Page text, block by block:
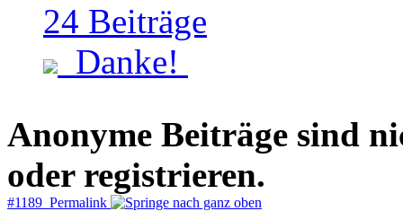
24 Beiträge
Danke!
Anonyme Beiträge sind
oder registrieren.
#1189 Permalink